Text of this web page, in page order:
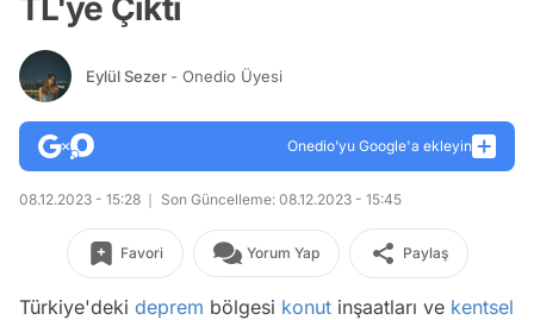
TL'ye Çıktı
Eylül Sezer - Onedio Üyesi
Onedio’yu Google'a ekleyin
08.12.2023 - 15:28 Son Güncelleme: 08.12.2023 - 15:45
Favori Yorum Yap Paylaş
Türkiye'deki deprem bölgesi konut inşaatları ve kentsel